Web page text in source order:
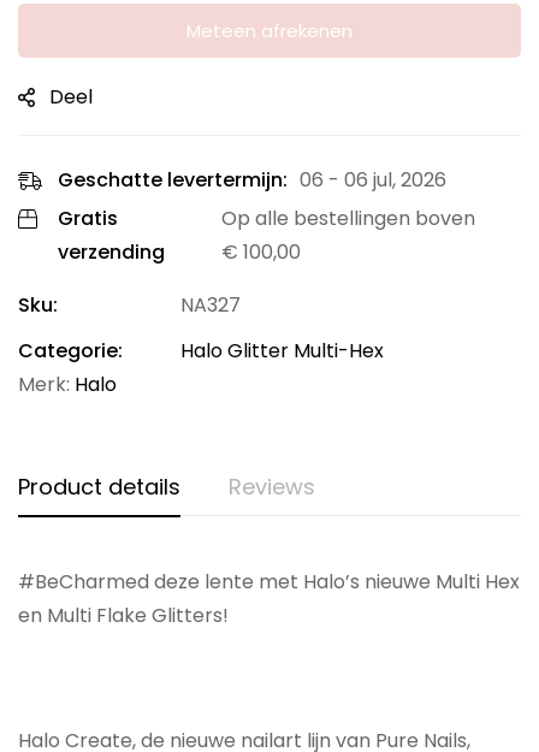
Meteen afrekenen
Deel
Geschatte levertermijn: 06 - 06 jul, 2026
Gratis
verzending
Op alle bestellingen boven
€ 100,00
Sku:
NA327
Categorie:
Halo Glitter Multi-Hex
Merk: Halo
Product details Reviews
#BeCharmed deze lente met Halo’s nieuwe Multi Hex
en Multi Flake Glitters!
Halo Create, de nieuwe nailart lijn van Pure Nails,